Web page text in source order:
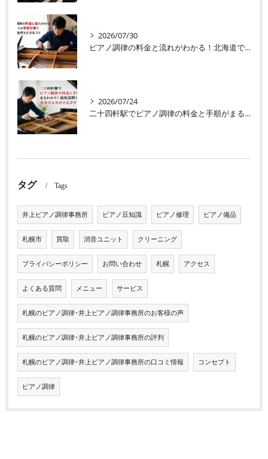
2026/07/30
ピアノ調律の料金と流れがわかる！北海道での季節対策で音色を長持ちさせるコツ
2026/07/24
二十四軒駅でピアノ調律の料金と手順がまるわかり！最短訪問で美音がよみがえるコツ
タグ Tags
井上ピアノ調律事務所 ピアノ豆知識 ピアノ修理 ピアノ備品
札幌市 買取 消音ユニット クリーニング
プライバシーポリシー お問い合わせ 札幌 アクセス
よくある質問 メニュー サービス
札幌のピアノ調律･井上ピアノ調律事務所のお客様の声
札幌のピアノ調律･井上ピアノ調律事務所の評判
札幌のピアノ調律･井上ピアノ調律事務所の口コミ情報 コンセプト
ピアノ調律